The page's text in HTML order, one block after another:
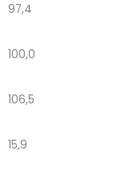
97,4
100,0
106,5
15,9